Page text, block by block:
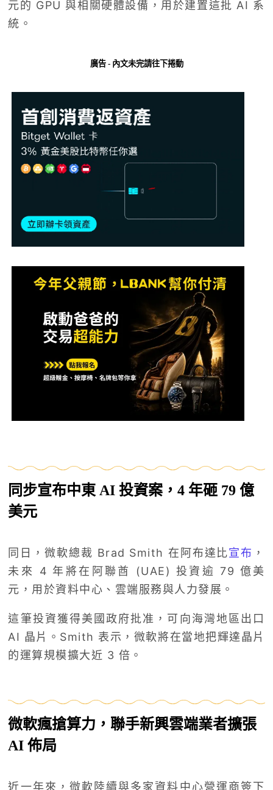
元的 GPU 與相關硬體設備，用於建置這批 AI 系
統。
廣告 - 內文未完請往下捲動
同步宣布中東 AI 投資案，4 年砸 79 億
美元
同日，微軟總裁 Brad Smith 在阿布達比宣布 ，
未來 4 年將在阿聯酋 (UAE) 投資逾 79 億美
元，用於資料中心、雲端服務與人力發展。
這筆投資獲得美國政府批准，可向海灣地區出口
AI 晶片。Smith 表示，微軟將在當地把輝達晶片
的運算規模擴大近 3 倍。
微軟瘋搶算力，聯手新興雲端業者擴張
AI 佈局
近一年來，微軟陸續與多家資料中心營運商簽下